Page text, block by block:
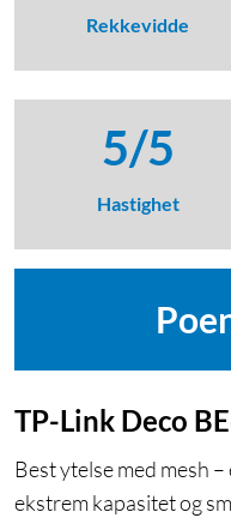
Rekkevidde
5/5
Hastighet
TP-Link Deco
Best ytelse med mesh
ekstrem kapasitet og